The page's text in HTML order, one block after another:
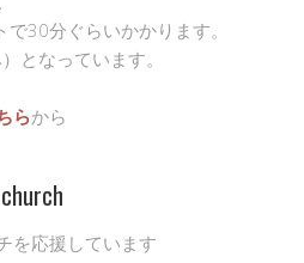
30分ぐらいかかります。
となっています。
らから
を応援しています